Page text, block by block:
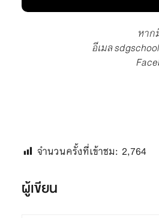
หา
อีเมลs
จำนวนครั้งที่เข้าชม: 2,764
ผู้เขียน